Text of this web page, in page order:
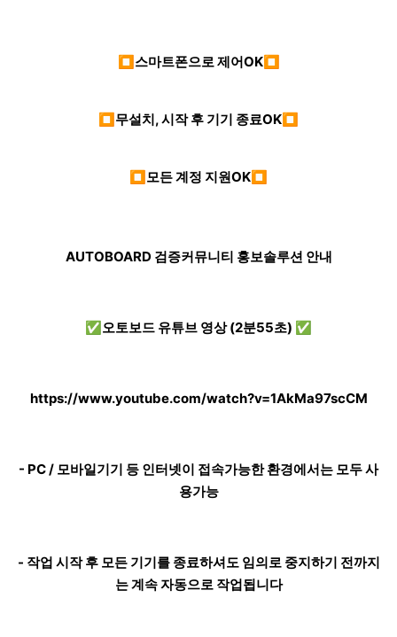
⏹스마트폰으로 제어OK⏹
⏹무설치, 시작 후 기기 종료OK⏹
⏹모든 계정 지원OK⏹
AUTOBOARD 검증커뮤니티 홍보솔루션 안내
✅오토보드 유튜브 영상 (2분55초) ✅
https://www.youtube.com/watch?v=1AkMa97scCM
- PC / 모바일기기 등 인터넷이 접속가능한 환경에서는 모두 사
용가능
- 작업 시작 후 모든 기기를 종료하셔도 임의로 중지하기 전까지
는 계속 자동으로 작업됩니다